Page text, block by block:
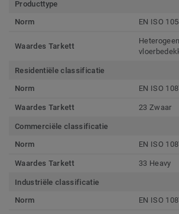
Producttype
Norm
EN ISO
Waardes Tarkett
Residentiële classificatie
Norm
EN ISO
Waardes Tarkett 23 Zwaar
Commerciële classificatie
Norm
EN ISO
Waardes Tarkett 33 Heavy
Industriële classificatie
Norm
EN ISO